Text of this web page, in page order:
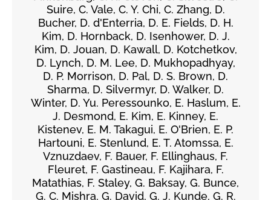
Suire, C. Vale, C. Y. Chi, C. Zhang, D.
Bucher, D. d'Enterria, D. E. Fields, D. H.
Kim, D. Hornback, D. Isenhower, D. J.
Kim, D. Jouan, D. Kawall, D. Kotchetkov,
D. Lynch, D. M. Lee, D. Mukhopadhyay,
D. P. Morrison, D. Pal, D. S. Brown, D.
Sharma, D. Silvermyr, D. Walker, D.
Winter, D. Yu. Peressounko, E. Haslum, E.
J. Desmond, E. Kim, E. Kinney, E.
Kistenev, E. M. Takagui, E. O'Brien, E. P.
Hartouni, E. Stenlund, E. T. Atomssa, E.
Vznuzdaev, F. Bauer, F. Ellinghaus, F.
Fleuret, F. Gastineau, F. Kajihara, F.
Matathias, F. Staley, G. Baksay, G. Bunce,
G. C. Mishra, G. David, G. J. Kunde, G. R.